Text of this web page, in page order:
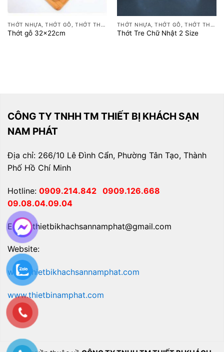
THỚT NHỰA, THỚT GỖ, THỚT THÉP
Thớt gỗ 32x22cm
THỚT NHỰA, THỚT GỖ, THỚT THÉP
Thớt Tre Chữ Nhật 2 Size
CÔNG TY TNHH TM THIẾT BỊ KHÁCH SẠN
NAM PHÁT
Địa chỉ: 266/10 Lê Đình Cẩn, Phường Tân Tạo, Thành
Phố Hồ Chí Minh
Hotline: 0909.214.842 0909.126.668
09.08.04.09.04
Email: thietbikhachsannamphat@gmail.com
Website:
www.thietbikhachsannamphat.com
www.thietbinamphat.com